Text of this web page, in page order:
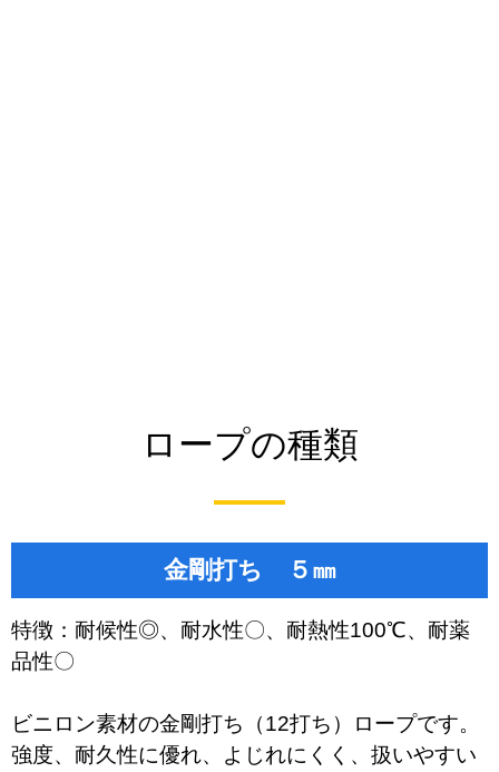
ロープの種類
金剛打ち ５㎜
特徴：耐候性◎、耐水性〇、耐熱性100℃、耐薬
品性〇
ビニロン素材の金剛打ち（12打ち）ロープです。
強度、耐久性に優れ、よじれにくく、扱いやすい